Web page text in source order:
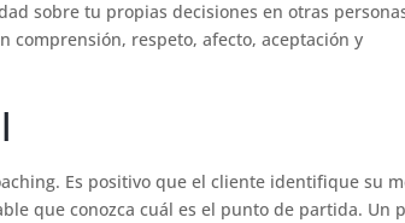
sobre tu propias decisiones en otras
comprensión, respeto, afecto, aceptación y
Es positivo que el cliente identifique su
que conozca cuál es el punto de partida. Un